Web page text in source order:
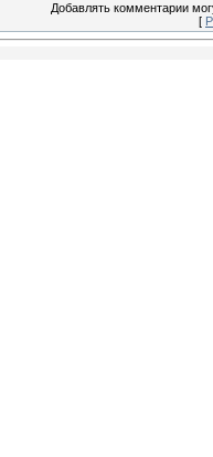
Добавлять комментарии
[